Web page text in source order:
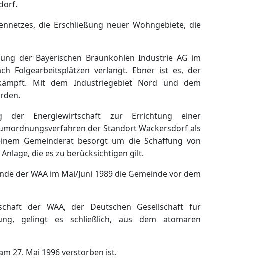
die Erschließung neuer Wohngebiete, die
der Bayerischen Braunkohlen Industrie AG im
Folgearbeitsplätzen verlangt. Ebner ist es, der
Mit dem Industriegebiet Nord und dem
Energiewirtschaft zur Errichtung einer
der Standort Wackersdorf als
Gemeinderat besorgt um die Schaffung von
die es zu berücksichtigen gilt.
der WAA im Mai/Juni 1989 die Gemeinde vor dem
der WAA, der Deutschen Gesellschaft für
gelingt es schließlich, aus dem atomaren
27. Mai 1996 verstorben ist.